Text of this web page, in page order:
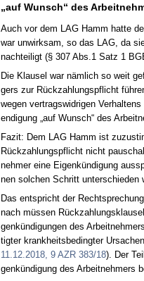
„auf Wunsch“ des
Auch vor dem LAG Hamm hat­te
war un­wirk­sam, so das LAG, da
nach­tei­ligt (§ 307 Abs.1 Satz 1
Die Klau­sel war nämlich so weit
gers zur Rück­zah­lungs­pflicht
we­gen ver­trags­wid­ri­gen
en­di­gung „auf Wunsch“ des
Fa­zit: Dem LAG Hamm ist
Rück­zah­lungs­pflicht nicht
neh­mer ei­ne Ei­genkündi­gung
nen sol­chen Schritt un­ter­schie­den
Das ent­spricht der
nach müssen
genkündi­gun­gen des
tig­ter krank­heits­be­ding­ter
11.12.2018, 9 AZR 383/18). Der
genkündi­gung des Ar­beit­neh­mers